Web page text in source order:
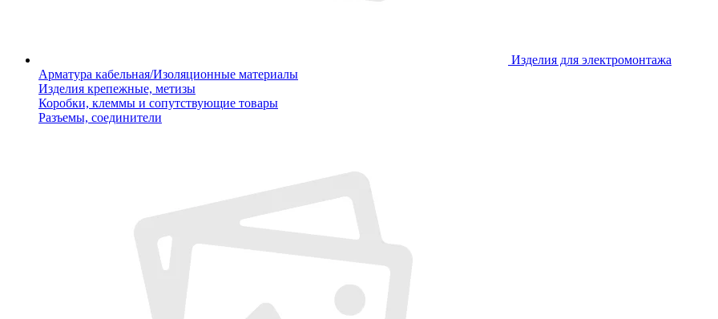
Изделия для электромонтажа
Арматура кабельная/Изоляционные материалы
Изделия крепежные, метизы
Коробки, клеммы и сопутствующие товары
Разъемы, соединители